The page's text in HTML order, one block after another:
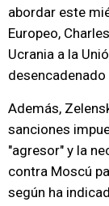
abordar este
Europeo,
Ucrania a la
desencadenado
Además,
sanciones
"agresor" y la
contra Moscú
según ha